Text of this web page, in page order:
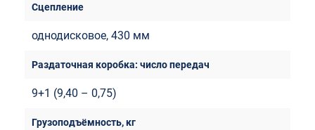
однодисковое, 430 мм
9+1 (9,40 – 0,75)